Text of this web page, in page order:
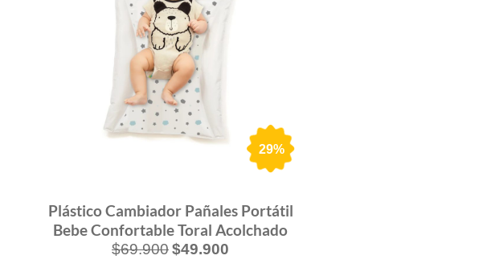
29%
Plástico Cambiador Pañales Portátil
Bebe Confortable Toral Acolchado
$69.900$49.900